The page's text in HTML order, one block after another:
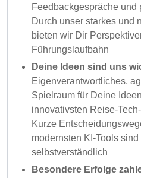
Feedbackgespräche
Durch unser starkes und
bieten wir Dir
Führungslaufbahn
Deine Ideen sind uns
Eigenverantwortliches,
Spielraum für Deine
innovativsten Reise-
Kurze
modernsten KI-Tools sind
selbstverständlich
Besondere Erfolge